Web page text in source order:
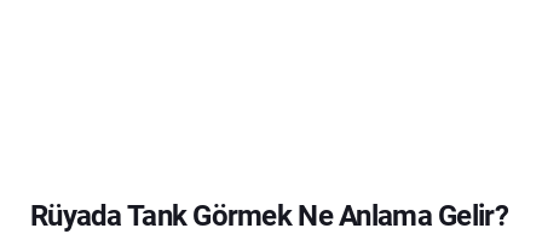
Rüyada Tank Görmek Ne Anlama Gelir?